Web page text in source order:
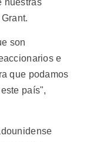
nuestras
son
e
que podamos
país",